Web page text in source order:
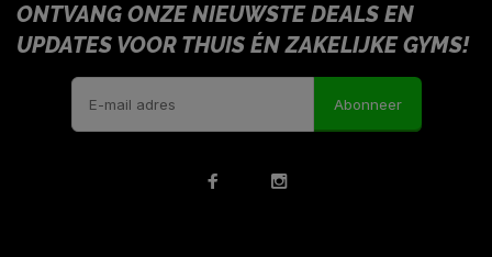
ONTVANG ONZE NIEUWSTE DEALS EN
UPDATES VOOR THUIS ÉN ZAKELIJKE GYMS!
Abonneer